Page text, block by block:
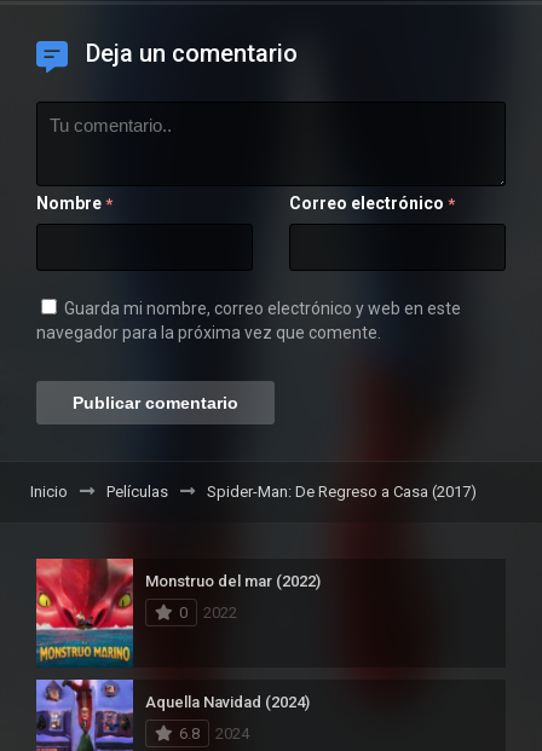
Deja un comentario
Nombre * Correo electrónico *
Guarda mi nombre, correo electrónico y web en este
navegador para la próxima vez que comente.
Inicio Películas Spider-Man: De Regreso a Casa (2017)
Monstruo del mar (2022)
0
2022
Aquella Navidad (2024)
6.8
2024